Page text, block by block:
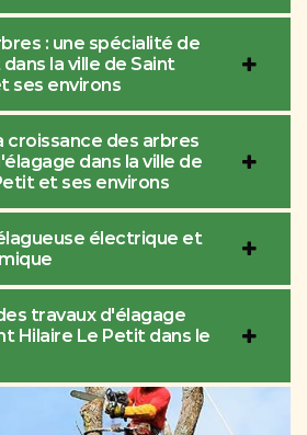
: une spécialité de
la ville de Saint
ses environs
croissance des arbres
dans la ville de
et ses environs
électrique et
travaux d'élagage
Hilaire Le Petit dans le